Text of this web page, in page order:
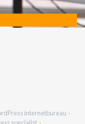
internetbureau